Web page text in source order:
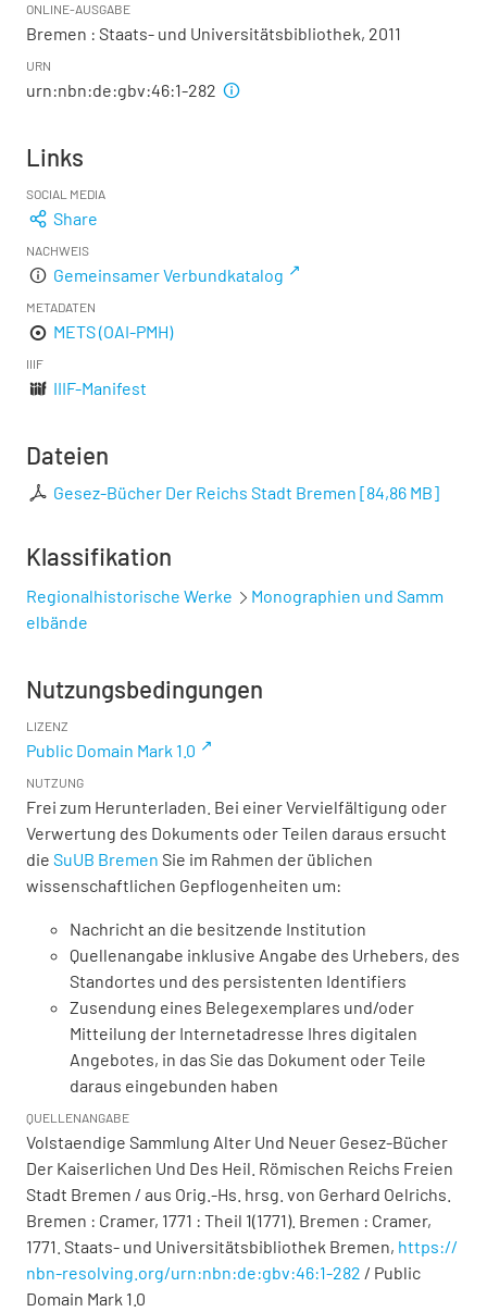
ONLINE-AUSGABE
Bremen : Staats- und Universitätsbibliothek, 2011
URN
urn:nbn:de:gbv:46:1-282
Links
SOCIAL MEDIA
Share
NACHWEIS
Gemeinsamer Verbundkatalog
METADATEN
METS (OAI-PMH)
IIIF
IIIF-Manifest
Dateien
Gesez-Bücher Der Reichs Stadt Bremen [84,86 MB]
Klassifikation
Regionalhistorische Werke
Monographien und Samm
elbände
Nutzungsbedingungen
LIZENZ
Public Domain Mark 1.0
NUTZUNG
Frei zum Herunterladen. Bei einer Vervielfältigung oder
Verwertung des Dokuments oder Teilen daraus ersucht
die SuUB Bremen Sie im Rahmen der üblichen
wissenschaftlichen Gepflogenheiten um:
Nachricht an die besitzende Institution
Quellenangabe inklusive Angabe des Urhebers, des
Standortes und des persistenten Identifiers
Zusendung eines Belegexemplares und/oder
Mitteilung der Internetadresse Ihres digitalen
Angebotes, in das Sie das Dokument oder Teile
daraus eingebunden haben
QUELLENANGABE
Volstaendige Sammlung Alter Und Neuer Gesez-Bücher
Der Kaiserlichen Und Des Heil. Römischen Reichs Freien
Stadt Bremen / aus Orig.-Hs. hrsg. von Gerhard Oelrichs.
Bremen : Cramer, 1771 : Theil 1(1771). Bremen : Cramer,
1771. Staats- und Universitätsbibliothek Bremen, https://
nbn-resolving.org/urn:nbn:de:gbv:46:1-282 / Public
Domain Mark 1.0